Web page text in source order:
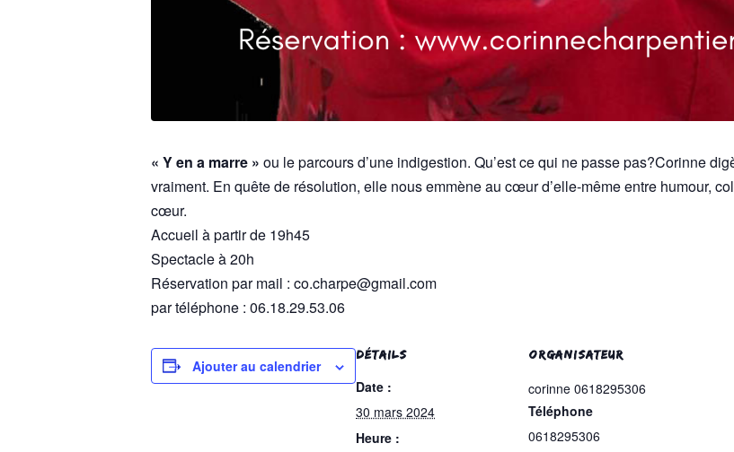
« Y en a marre » ou le parcours d’une indigestion. Qu’est ce qui ne passe pas?Corinne
vraiment. En quête de résolution, elle nous emmène au cœur d’elle-même entre humour,
cœur.
Accueil à partir de 19h45
Spectacle à 20h
Réservation par mail : co.charpe@gmail.com
par téléphone : 06.18.29.53.06
Ajouter au calendrier
DÉTAILS
Date :
30 mars 2024
Heure :
ORGANISATEUR
corinne 0618295306
Téléphone
0618295306